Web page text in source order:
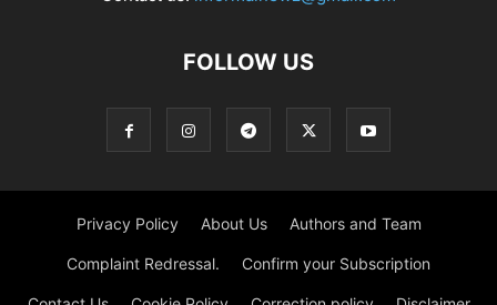
FOLLOW US
Privacy Policy About Us Authors and Team
Complaint Redressal. Confirm your Subscription